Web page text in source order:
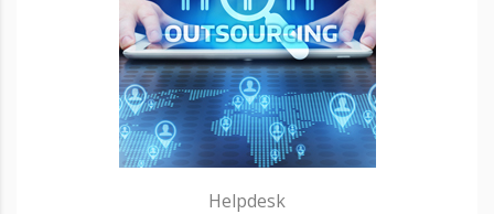
Helpdesk